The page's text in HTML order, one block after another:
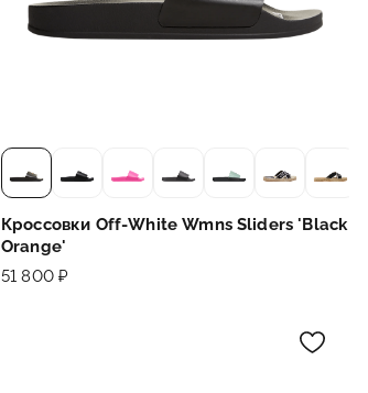
Кроссовки Off-White Wmns Sliders 'Black
Orange'
51 800 ₽